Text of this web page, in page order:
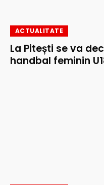
ACTUALITATE
La Pitești se va
handbal feminin